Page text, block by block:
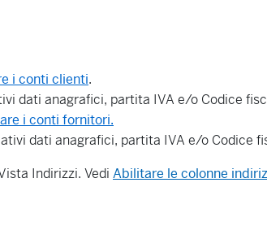
i conti clienti.
dati anagrafici, partita IVA e/o Codice
i conti fornitori.
dati anagrafici, partita IVA e/o Codice
Indirizzi. Vedi Abilitare le colonne